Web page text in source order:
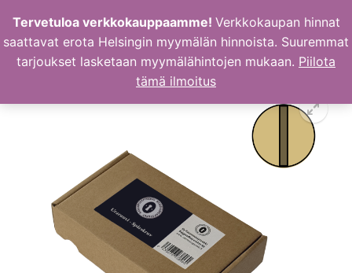
sisältöön
Tervetuloa verkkokauppaamme! Verkkokaupan hinnat
saattavat erota Helsingin myymälän hinnoista. Suuremmat
tarjoukset lasketaan myymälähintojen mukaan. Piilota
tämä ilmoitus